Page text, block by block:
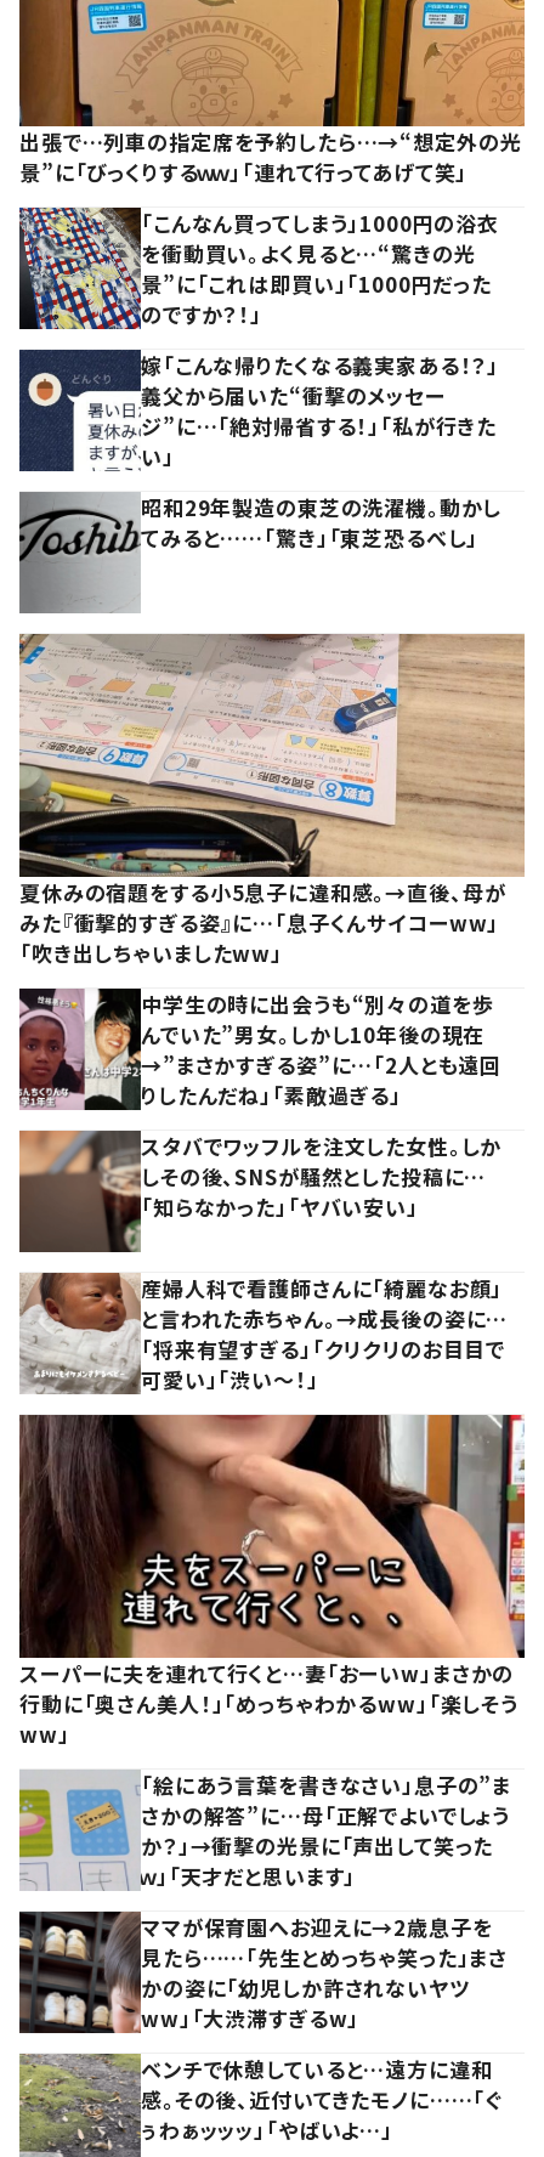
出張で…列車の指定席を予約したら…→“想定外の光
景”に「びっくりするｗｗ」「連れて行ってあげて笑」
「こんなん買ってしまう」1000円の浴衣
を衝動買い。よく見ると…“驚きの光
景”に「これは即買い」「1000円だった
のですか？！」
嫁「こんな帰りたくなる義実家ある！？」
義父から届いた“衝撃のメッセー
ジ”に…「絶対帰省する！」「私が行きた
い」
昭和29年製造の東芝の洗濯機。動かし
てみると……「驚き」「東芝恐るべし」
夏休みの宿題をする小5息子に違和感。→直後、母が
みた『衝撃的すぎる姿』に…「息子くんサイコーww」
「吹き出しちゃいましたww」
中学生の時に出会うも“別々の道を歩
んでいた”男女。しかし10年後の現在
→”まさかすぎる姿”に…「2人とも遠回
りしたんだね」「素敵過ぎる」
スタバでワッフルを注文した女性。しか
しその後、SNSが騒然とした投稿に…
「知らなかった」「ヤバい安い」
産婦人科で看護師さんに「綺麗なお顔」
と言われた赤ちゃん。→成長後の姿に…
「将来有望すぎる」「クリクリのお目目で
可愛い」「渋い～！」
スーパーに夫を連れて行くと…妻「おーいw」まさかの
行動に「奥さん美人！」「めっちゃわかるww」「楽しそう
ww」
「絵にあう言葉を書きなさい」息子の”ま
さかの解答”に…母「正解でよいでしょう
か？」→衝撃の光景に「声出して笑った
ｗ」「天才だと思います」
ママが保育園へお迎えに→2歳息子を
見たら……「先生とめっちゃ笑った」まさ
かの姿に「幼児しか許されないヤツ
ww」「大渋滞すぎるw」
ベンチで休憩していると…遠方に違和
感。その後、近付いてきたモノに……「ぐ
ぅわぁッッッ」「やばいよ…」